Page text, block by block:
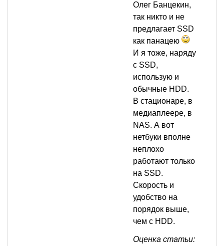
Олег Банцекин,
так никто и не
предлагает SSD
как панацею
И я тоже, наряду
с SSD,
использую и
обычные HDD.
В стационаре, в
медиаплеере, в
NAS. А вот
нетбуки вполне
неплохо
работают только
на SSD.
Скорость и
удобство на
порядок выше,
чем с HDD.
Оценка статьи: